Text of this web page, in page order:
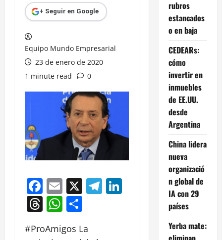
+ Seguir en Google
Equipo Mundo Empresarial
23 de enero de 2020
1 minute read
0
Facebook
Email
X Telegram
LinkedIn
Threads
WhatsApp
#ProAmigos La
rubros
estancados
o en baja
CEDEARs:
cómo
invertir en
inmuebles
de EE.UU.
desde
Argentina
China lidera
nueva
organizació
n global de
IA con 29
países
Yerba mate: